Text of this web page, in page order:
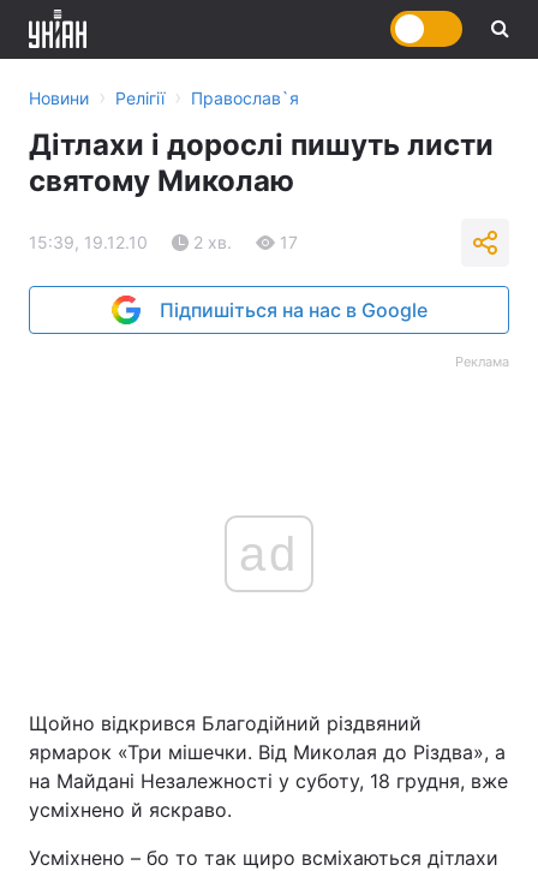
Новини › Релігії › Православ`я
Дітлахи і дорослі пишуть листи
святому Миколаю
15:39, 19.12.10 2 хв. 17
Підпишіться на нас в Google
Реклама
ad
Щойно відкрився Благодійний різдвяний
ярмарок «Три мішечки. Від Миколая до Різдва», а
на Майдані Незалежності у суботу, 18 грудня, вже
усміхнено й яскраво.
Усміхнено – бо то так щиро всміхаються дітлахи